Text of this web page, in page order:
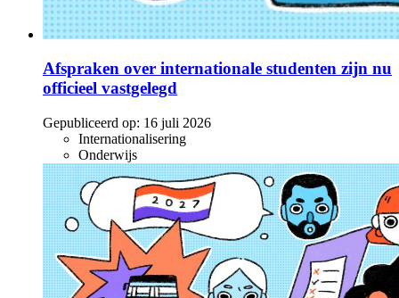
Afspraken over internationale studenten zijn nu
officieel vastgelegd
Gepubliceerd op: 16 juli 2026
Internationalisering
Onderwijs